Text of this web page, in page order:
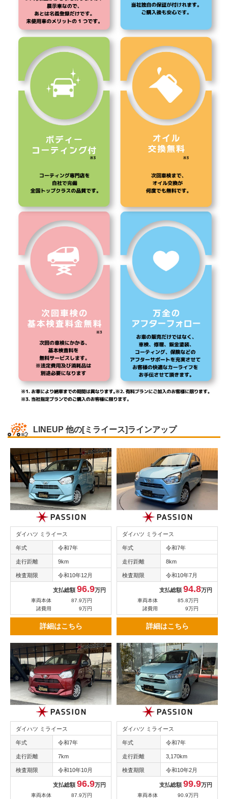
LINEUP 他の[ミライース]ラインアップ
ダイハツ ミライース
年式 令和7年
走行距離 9km
検査期限 令和10年12月
支払総額 96.9万円
車両本体
87.9万円
諸費用
9万円
詳細はこちら
ダイハツ ミライース
年式 令和7年
走行距離 8km
検査期限 令和10年7月
支払総額 94.8万円
車両本体
85.8万円
諸費用
9万円
詳細はこちら
ダイハツ ミライース
年式 令和7年
走行距離 7km
検査期限 令和10年10月
支払総額 96.9万円
車両本体
87.9万円
ダイハツ ミライース
年式 令和7年
走行距離 3,170km
検査期限 令和10年2月
支払総額 99.9万円
車両本体
90.9万円